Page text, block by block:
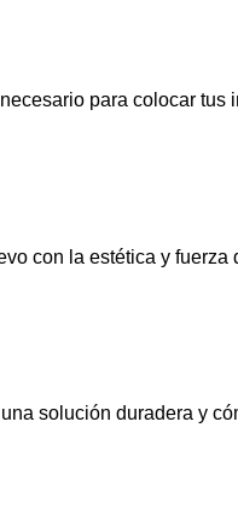
para colocar tus
con la estética y fuerza
solución duradera y